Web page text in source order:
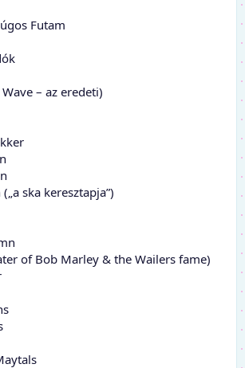
Futam
– az eredeti)
ska keresztapja”)
of Bob Marley & the Wailers fame)